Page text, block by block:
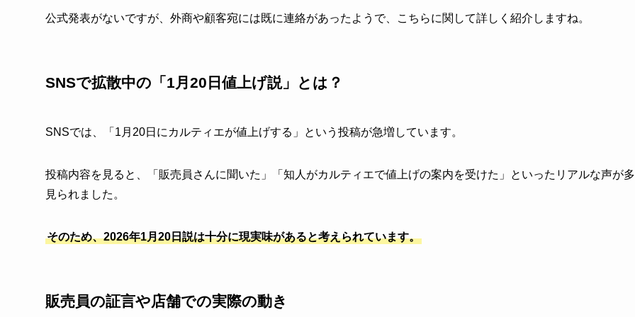
公式発表がないですが、外商や顧客宛には既に連絡があったようで、こちらに関して詳しく紹介しますね。
SNSで拡散中の「1月20日値上げ説」とは？
SNSでは、「1月20日にカルティエが値上げする」という投稿が急増しています。
投稿内容を見ると、「販売員さんに聞いた」「知人がカルティエで値上げの案内を受けた」といったリアルな声が
見られました。
そのため、2026年1月20日説は十分に現実味があると考えられています。
販売員の証言や店舗での実際の動き